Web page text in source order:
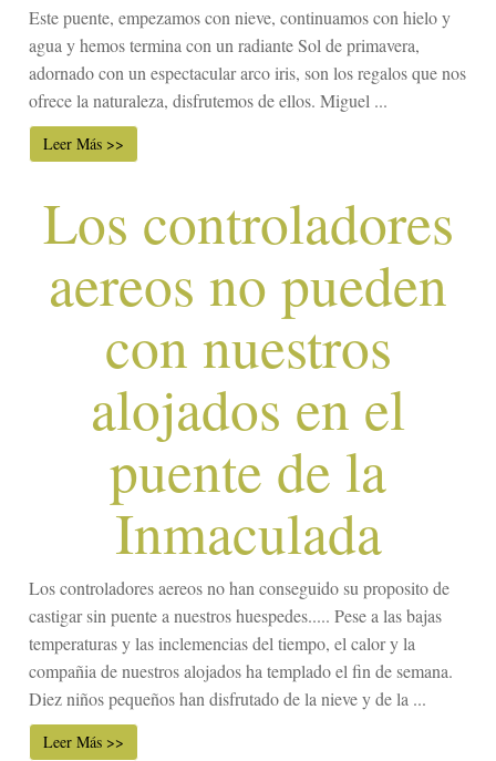
Este puente, empezamos con nieve, continuamos con hielo y
agua y hemos termina con un radiante Sol de primavera,
adornado con un espectacular arco iris, son los regalos que nos
ofrece la naturaleza, disfrutemos de ellos. Miguel ...
Leer Más >>
Los controladores
aereos no pueden
con nuestros
alojados en el
puente de la
Inmaculada
Los controladores aereos no han conseguido su proposito de
castigar sin puente a nuestros huespedes..... Pese a las bajas
temperaturas y las inclemencias del tiempo, el calor y la
compañia de nuestros alojados ha templado el fin de semana.
Diez niños pequeños han disfrutado de la nieve y de la ...
Leer Más >>